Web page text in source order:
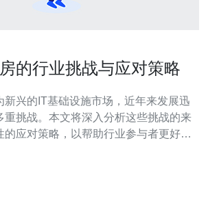
的行业挑战与应对策略
新兴的IT基础设施市场，近年来发展迅
重挑战。本文将深入分析这些挑战的来
的应对策略，以帮助行业参与者更好地
过程中，越南服人机房主要面临以下几